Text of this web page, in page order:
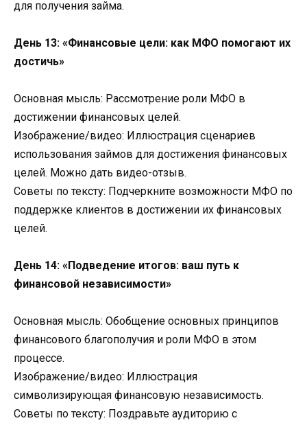
для получения займа.
День 13: «Финансовые цели: как МФО помогают их
достичь»
Основная мысль: Рассмотрение роли МФО в
достижении финансовых целей.
Изображение/видео: Иллюстрация сценариев
использования займов для достижения финансовых
целей. Можно дать видео-отзыв.
Советы по тексту: Подчеркните возможности МФО по
поддержке клиентов в достижении их финансовых
целей.
День 14: «Подведение итогов: ваш путь к
финансовой независимости»
Основная мысль: Обобщение основных принципов
финансового благополучия и роли МФО в этом
процессе.
Изображение/видео: Иллюстрация
символизирующая финансовую независимость.
Советы по тексту: Поздравьте аудиторию с